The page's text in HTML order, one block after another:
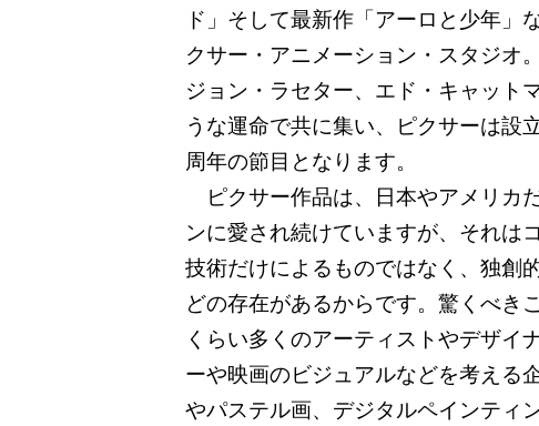
ド」そして最新作「アーロと少年」
クサー・アニメーション・スタジオ
ジョン・ラセター、エド・キャット
うな運命で共に集い、ピクサーは
周年の節目となります。
ピクサー作品は、日本やアメリカ
ンに愛され続けていますが、それは
技術だけによるものではなく、独創
どの存在があるからです。驚くべき
くらい多くのアーティストやデザイ
ーや映画のビジュアルなどを考える
やパステル画、デジタルペインティ